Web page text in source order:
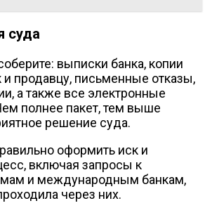
суда
выписки банка, копии
продавцу, письменные отказы,
а также все электронные
полнее пакет, тем выше
решение суда.
оформить иск и
включая запросы к
и международным банкам,
через них.